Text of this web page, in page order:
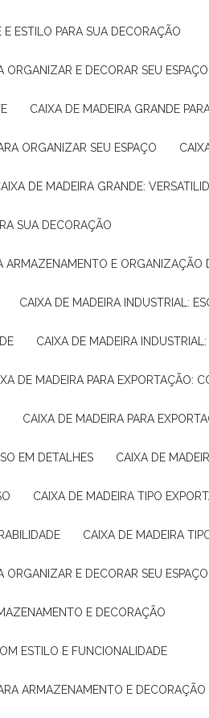
E ESTILO PARA SUA DECORAÇÃO
ORGANIZAR E DECORAR SEU ESPAÇO
CAIXA DE MADEIRA GRANDE
ORGANIZAR SEU ESPAÇO
CAIXA DE MADEIRA GRANDE:
SUA DECORAÇÃO
ARMAZENAMENTO E ORGANIZAÇÃO
CAIXA DE MADEIRA INDUSTRIAL:
CAIXA DE MADEIRA
DE MADEIRA PARA EXPORTAÇÃO:
CAIXA DE MADEIRA PARA
EM DETALHES CAIXA DE
CAIXA DE MADEIRA TIPO
CAIXA DE MADEIRA
ORGANIZAR E DECORAR SEU ESPAÇO
E DECORAÇÃO
ESTILO E FUNCIONALIDADE
ARMAZENAMENTO E DECORAÇÃO